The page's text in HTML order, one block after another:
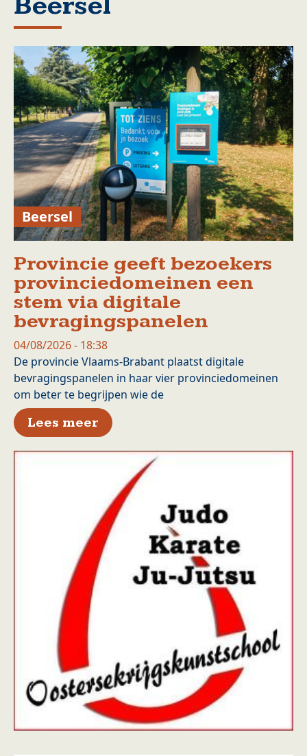
Beersel
Provincie geeft bezoekers
provinciedomeinen een
stem via digitale
bevragingspanelen
04/08/2026 - 18:38
De provincie Vlaams-Brabant plaatst digitale
bevragingspanelen in haar vier provinciedomeinen
om beter te begrijpen wie de
Lees meer over Provincie geeft